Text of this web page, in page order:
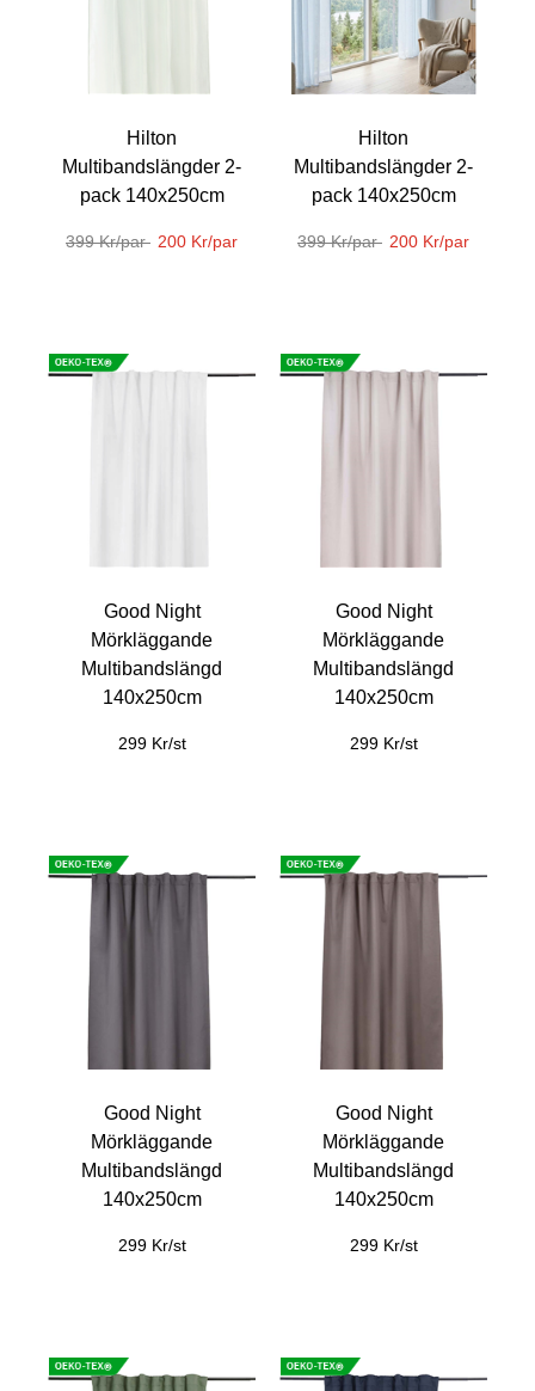
Hilton
Multibandslängder 2-
pack 140x250cm
399 Kr/par 200 Kr/par
Hilton
Multibandslängder 2-
pack 140x250cm
399 Kr/par 200 Kr/par
Good Night
Mörkläggande
Multibandslängd
140x250cm
299 Kr/st
Good Night
Mörkläggande
Multibandslängd
140x250cm
299 Kr/st
Good Night
Mörkläggande
Multibandslängd
140x250cm
299 Kr/st
Good Night
Mörkläggande
Multibandslängd
140x250cm
299 Kr/st